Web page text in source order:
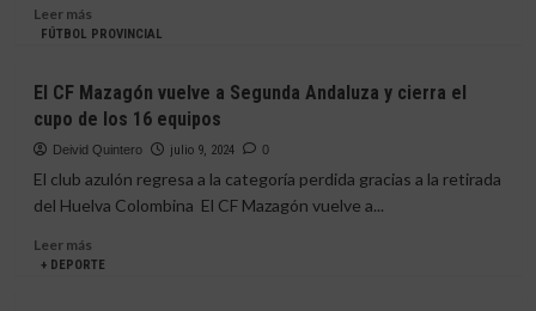
Mazagón
Leer másLeer
más
Pérez
dimite
como
entrenador
CF
FÚTBOL PROVINCIAL
El CF Mazagón vuelve a Segunda Andaluza y cierra el
cupo de los 16 equipos
Deivid Quintero julio 9, 2024 0
El club azulón regresa a la categoría perdida gracias a la retirada
del Huelva Colombina El CF Mazagón vuelve a...
Leer másLeer
más
+ DEPORTE